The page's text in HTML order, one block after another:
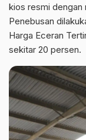
kios resmi dengan
Penebusan
Harga Eceran
sekitar 20 persen.